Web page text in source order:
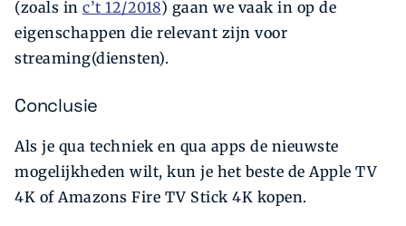
(zoals in c’t 12/2018) gaan we vaak in op de
eigenschappen die relevant zijn voor
streaming(diensten).
Conclusie
Als je qua techniek en qua apps de nieuwste
mogelijkheden wilt, kun je het beste de Apple TV
4K of Amazons Fire TV Stick 4K kopen.